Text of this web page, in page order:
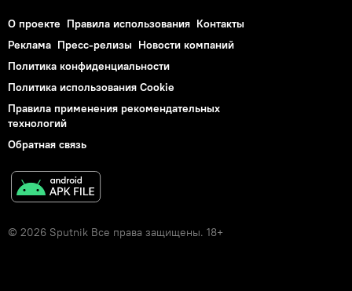
О проекте Правила использования Контакты
Реклама Пресс-релизы Новости компаний
Политика конфиденциальности
Политика использования Cookie
Правила применения рекомендательных
технологий
Обратная связь
© 2026 Sputnik Все права защищены. 18+